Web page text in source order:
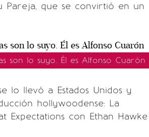
Pareja, que se convirtió en un
son lo suyo. Él es Alfonso Cuarón
lo llevó a Estados Unidos y
hollywoodense: La
Expectations con Ethan Hawke